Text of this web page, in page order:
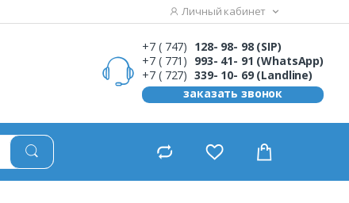
Личный кабинет
+7 ( 747) 128- 98- 98 (SIP)
+7 ( 771) 993- 41- 91 (WhatsApp)
+7 ( 727) 339- 10- 69 (Landline)
заказать звонок